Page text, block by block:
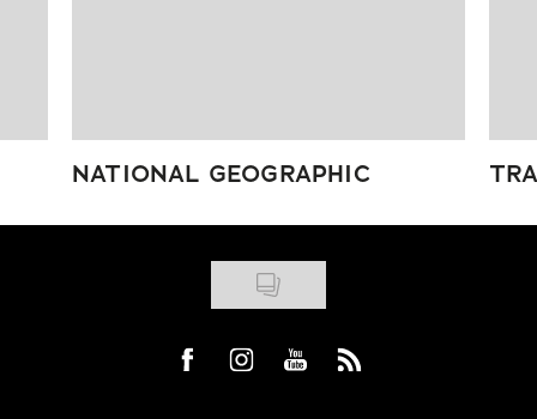
NATIONAL GEOGRAPHIC
Visit us on Facebook
Visit us on Instagram
Visit us on Youtube
Visit us on Rss